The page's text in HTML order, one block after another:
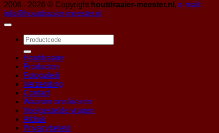
2006 - 2026 © Copyright houtdraaier-meester.nl , e-mail:
info@houtdraaier-meester.nl
Zoeken
naar:
Houtdraaier
Producten
Fotogalerij
Verzending
Contact
Waarom ons kiezen
Veelgestelde vragen
Afdruk
Privacybeleid